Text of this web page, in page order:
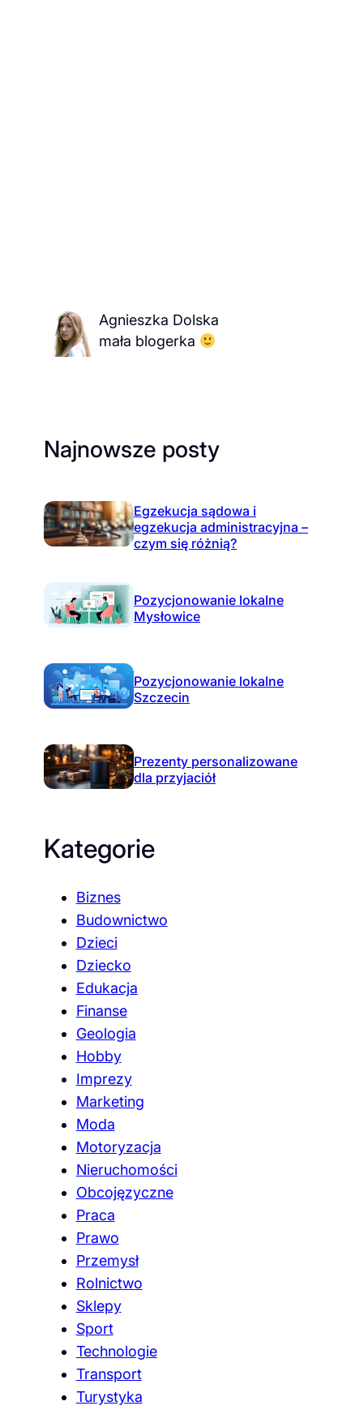
Agnieszka Dolska
mała blogerka
Najnowsze posty
Egzekucja sądowa i
egzekucja administracyjna –
czym się różnią?
Pozycjonowanie lokalne
Mysłowice
Pozycjonowanie lokalne
Szczecin
Prezenty personalizowane
dla przyjaciół
Kategorie
Biznes
Budownictwo
Dzieci
Dziecko
Edukacja
Finanse
Geologia
Hobby
Imprezy
Marketing
Moda
Motoryzacja
Nieruchomości
Obcojęzyczne
Praca
Prawo
Przemysł
Rolnictwo
Sklepy
Sport
Technologie
Transport
Turystyka